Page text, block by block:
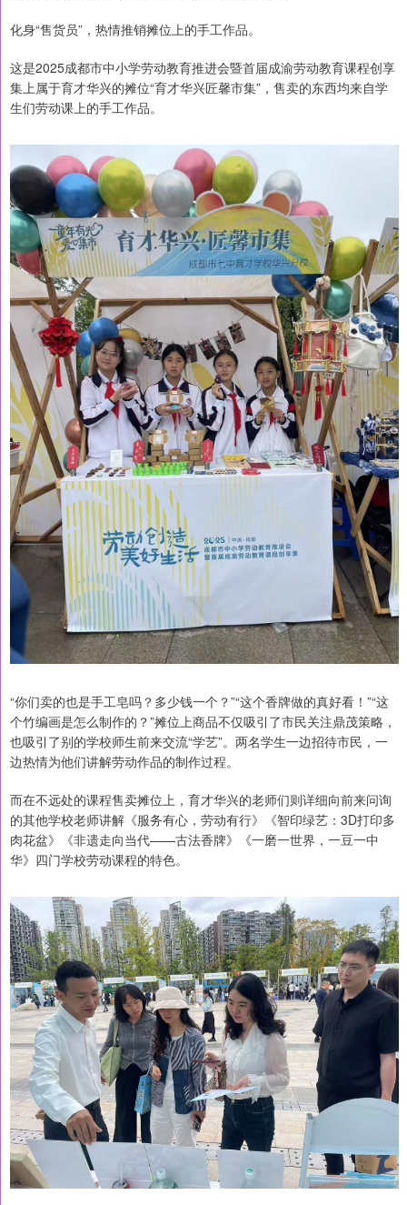
化身“售货员”，热情推销摊位上的手工作品。
这是2025成都市中小学劳动教育推进会暨首届成渝劳动教育课程创享
集上属于育才华兴的摊位“育才华兴匠馨市集”，售卖的东西均来自学
生们劳动课上的手工作品。
“你们卖的也是手工皂吗？多少钱一个？”“这个香牌做的真好看！”“这
个竹编画是怎么制作的？”摊位上商品不仅吸引了市民关注鼎茂策略，
也吸引了别的学校师生前来交流“学艺”。两名学生一边招待市民，一
边热情为他们讲解劳动作品的制作过程。
而在不远处的课程售卖摊位上，育才华兴的老师们则详细向前来问询
的其他学校老师讲解《服务有心，劳动有行》《智印绿艺：3D打印多
肉花盆》《非遗走向当代——古法香牌》《一磨一世界，一豆一中
华》四门学校劳动课程的特色。